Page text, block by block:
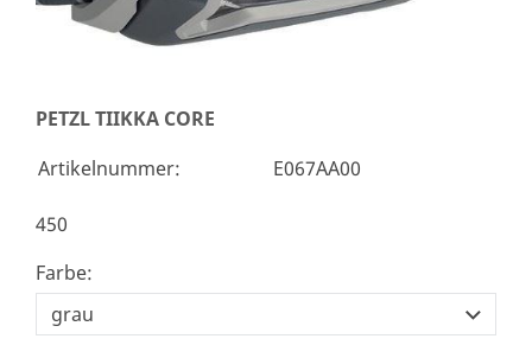
PETZL TIIKKA CORE
Artikelnummer:
E067AA00
450
Farbe: